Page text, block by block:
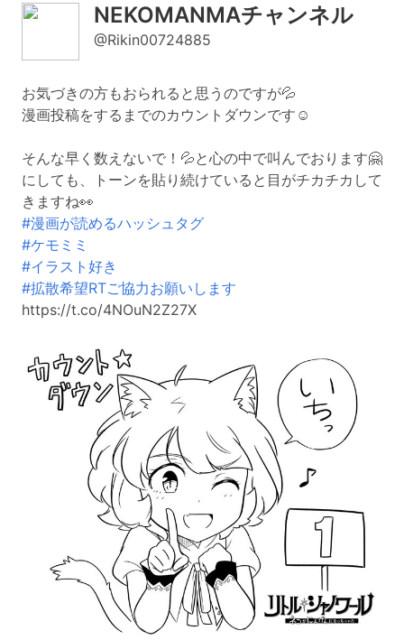
NEKOMANMAチャンネル
@Rikin00724885
お気づきの方もおられると思うのですが💦
漫画投稿をするまでのカウントダウンです☺️
そんな早く数えないで！💦と心の中で叫んでおります🤗
にしても、トーンを貼り続けていると目がチカチカして
きますね👀
#漫画が読めるハッシュタグ
#ケモミミ
#イラスト好き
#拡散希望RTご協力お願いします
https://t.co/4NOuN2Z27X